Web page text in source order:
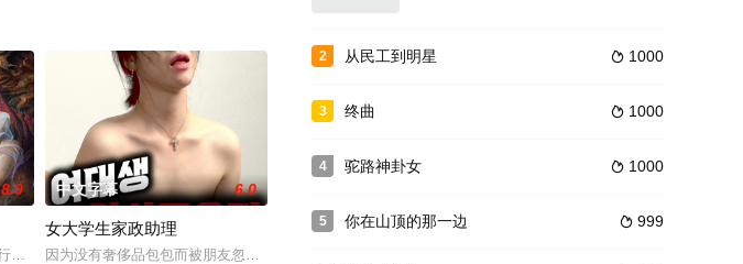
她的失踪和
，然而在夜晚，他却是一名疯狂迷恋电视台女
8.0
暴政，令民間苦不堪言。一天，民女妲己突感不適，肚痛難當，其父尋遍名醫皆束手無
中文字幕 6.0
女大学生家政助理
因为没有奢侈品包包而被朋友忽视的 Sojin 为了赚钱，在 Junhane 家里找到了一份管家的工作。当
2  1000
从民工到明星
3  1000
终曲
4  1000
驼路神卦女
5  999
你在山顶的那一边